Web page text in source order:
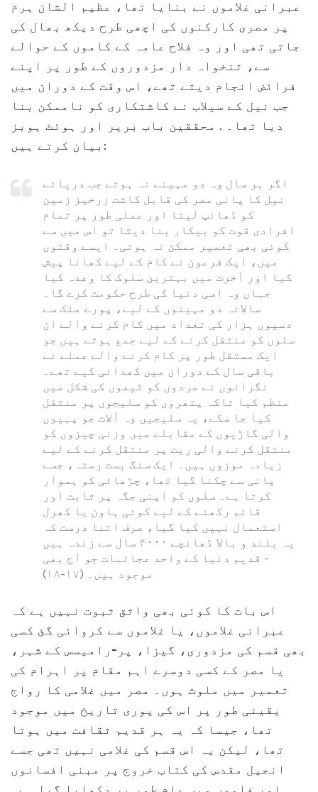
عبرانی غلاموں نے بنایا تھا، عظیم الشان ہرم
پر مصری کارکنوں کی اچھی طرح دیکھ بھال کی
جاتی تھی اور وہ فلاح عامہ کے کاموں کے حوالے
سے، تنخواہ دار مزدوروں کے طور پر اپنے
فرائض انجام دیتے تھے، اس وقت کے دوران میں
جب نیل کے سیلاب نے کاشتکاری کو ناممکن بنا
دیا تھا۔ . محققین باب بریر اور ہوئٹ ہوبز
بیان کرتے ہیں:
اگر ہر سال وہ دو مہینے نہ ہوتے جب دریائے
نیل کا پانی مصر کی قابل کاشت زرخیز زمین
کو ڈھانپ لیتا اور عملی طور پر تمام
افرادی قوت کو بیکار بنا دیتا تو اس میں سے
کوئی بھی تعمیر ممکن نہ ہوتی۔ ایسے وقتوں
میں، ایک فرعون نے کام کے لیے کھانا پیش
کیا اور آخرت میں بہترین سلوک کا وعدہ کیا
جہاں وہ اسی دنیا کی طرح حکومت کرے گا۔
سالانہ دو مہینوں کے لیے، پورے ملک سے
دسیوں ہزار کی تعداد میں کام کرنے والے ان
سلوں کو منتقل کرنے کے لیے جمع ہوتے ہیں جو
ایک مستقل طور پر کام کرنے والے عملے نے
باقی سال کے دوران میں کھدائی کیے تھے۔
نگرانوں نے مردوں کو ٹیموں کی شکل میں
منظم کیا تاکہ پتھروں کو سلیجوں پر منتقل
کیا جا سکے، یہ سلیجیں وہ آلات جو پہیوں
والی گاڑیوں کے مقابلے میں وزنی چیزوں کو
منتقل کرنے والی ریت پر منتقل کرنے کے لیے
زیادہ موزوں ہیں۔ ایک سنگ بست رستہ، جسے
پانی سے چکنا گیا تھا، چڑھائی کو ہموار
کرتا ہے۔ سلوں کو اپنی جگہ پر ثابت اور
قائم رکھنے کے لیے کوئی ہاون یا کھرل
استعمال نہیں کیا گیا، صرف اتنا درست کہ
یہ بلند و بالا ڈھانچے ۴۰۰۰ سال سے زندہ ہیں
- قدیم دنیا کے واحد عجائبات جو آج بھی
موجود ہیں۔ (۱۷-۱۸)
اس بات کا کوئی بھی واثق ثبوت نہیں ہے کہ
عبرانی غلاموں، یا غلاموں سے کروائی گئ کسی
بھی قسم کی مزدوری، گیزا، پر-رامیسس کے شہر،
یا مصر کے کسی دوسرے اہم مقام پر اہرام کی
تعمیر میں ملوث ہوں۔ مصر میں غلامی کا رواج
یقینی طور پر اس کی پوری تاریخ میں موجود
تھا، جیسا کہ یہ ہر قدیم ثقافت میں ہوتا
تھا، لیکن یہ اس قسم کی غلامی نہیں تھی جسے
انجیل مقدس کی کتاب خروج پر مبنی افسانوں